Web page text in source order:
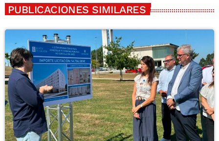
PUBLICACIONES SIMILARES